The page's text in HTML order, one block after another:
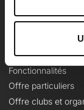
Le Mag'
Fonds de cartes
Fonctionnalités
Offre particuliers
Offre clubs et